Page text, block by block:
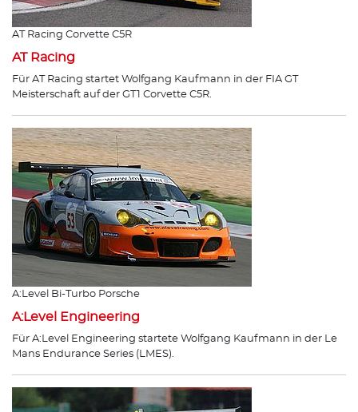
AT Racing Corvette C5R
AT Racing
Für AT Racing startet Wolfgang Kaufmann in der FIA GT
Meisterschaft auf der GT1 Corvette C5R.
A:Level Bi-Turbo Porsche
A:Level Engineering
Für A:Level Engineering startete Wolfgang Kaufmann in der Le
Mans Endurance Series (LMES).